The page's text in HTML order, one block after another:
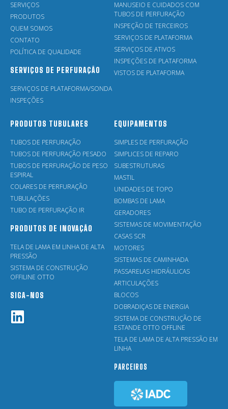
SERVIÇOS
PRODUTOS
QUEM SOMOS
CONTATO
POLÍTICA DE QUALIDADE
SERVIÇOS DE PERFURAÇÃO
SERVIÇOS DE PLATAFORMA/SONDA
INSPEÇÕES
MANUSEIO E CUIDADOS COM
TUBOS DE PERFURAÇÃO
INSPEÇÃO DE TERCEIROS
SERVIÇOS DE PLATAFORMA
SERVIÇOS DE ATIVOS
INSPEÇÕES DE PLATAFORMA
VISTOS DE PLATAFORMA
PRODUTOS TUBULARES
TUBOS DE PERFURAÇÃO
TUBOS DE PERFURAÇÃO PESADO
TUBOS DE PERFURAÇÃO DE PESO
ESPIRAL
COLARES DE PERFURAÇÃO
TUBULAÇÕES
TUBO DE PERFURAÇÃO IR
PRODUTOS DE INOVAÇÃO
TELA DE LAMA EM LINHA DE ALTA
PRESSÃO
SISTEMA DE CONSTRUÇÃO
OFFILINE OTTO
SIGA-NOS
EQUIPAMENTOS
SIMPLES DE PERFURAÇÃO
SIMPLICES DE REPARO
SUBESTRUTURAS
MASTIL
UNIDADES DE TOPO
BOMBAS DE LAMA
GERADORES
SISTEMAS DE MOVIMENTAÇÃO
CASAS SCR
MOTORES
SISTEMAS DE CAMINHADA
PASSARELAS HIDRÁULICAS
ARTICULAÇÕES
BLOCOS
DOBRADIÇAS DE ENERGIA
SISTEMA DE CONSTRUÇÃO DE
ESTANDE OTTO OFFLINE
TELA DE LAMA DE ALTA PRESSÃO EM
LINHA
PARCEIROS